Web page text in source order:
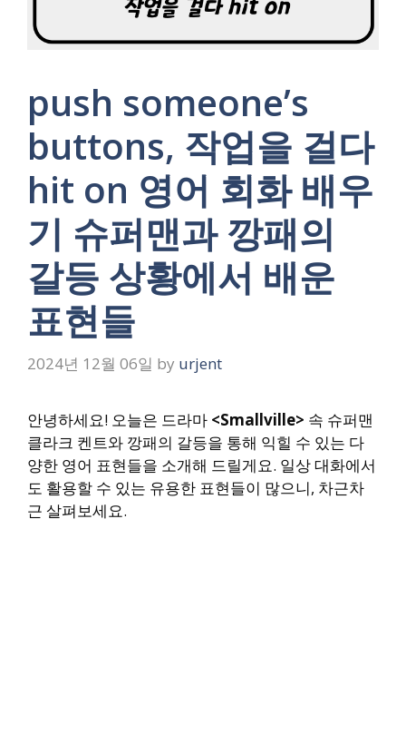
push someone’s
buttons, 작업을 걸다
hit on 영어 회화 배우
기 슈퍼맨과 깡패의
갈등 상황에서 배운
표현들
2024년 12월 06일 by urjent
안녕하세요! 오늘은 드라마 <Smallville> 속 슈퍼맨
클라크 켄트와 깡패의 갈등을 통해 익힐 수 있는 다
양한 영어 표현들을 소개해 드릴게요. 일상 대화에서
도 활용할 수 있는 유용한 표현들이 많으니, 차근차
근 살펴보세요.